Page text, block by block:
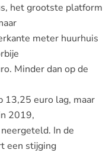
het grootste platform
meter huurhuis
Minder dan op de
13,25 euro lag, maar
2019,
In de
een stijging